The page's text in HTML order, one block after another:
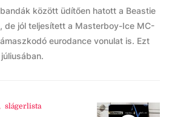
között üdítően hatott a Beastie
de jól teljesített a Masterboy-Ice MC-
eurodance vonulat is. Ezt
slágerlista